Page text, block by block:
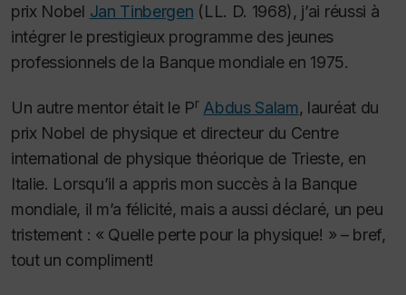
prix Nobel Jan Tinbergen (LL. D. 1968), j’ai réussi à
intégrer le prestigieux programme des jeunes
professionnels de la Banque mondiale en 1975.
Un autre mentor était le Pr Abdus Salam, lauréat du
prix Nobel de physique et directeur du Centre
international de physique théorique de Trieste, en
Italie. Lorsqu’il a appris mon succès à la Banque
mondiale, il m’a félicité, mais a aussi déclaré, un peu
tristement : « Quelle perte pour la physique! » – bref,
tout un compliment!